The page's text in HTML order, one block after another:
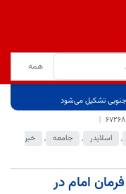
جنوبی تشکیل می‌شود
, اسلایدر , جامعه ,
خبر
امام در